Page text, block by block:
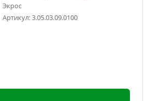
Экрос
Артикул:3.05.03.09.0100